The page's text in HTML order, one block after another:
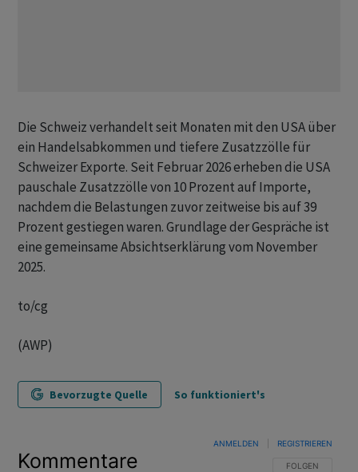
Die Schweiz verhandelt seit Monaten mit den USA über
ein Handelsabkommen und tiefere Zusatzzölle für
Schweizer Exporte. Seit Februar 2026 erheben die USA
pauschale Zusatzzölle von 10 Prozent auf Importe,
nachdem die Belastungen zuvor zeitweise bis auf 39
Prozent gestiegen waren. Grundlage der Gespräche ist
eine gemeinsame Absichtserklärung vom November
2025.
to/cg
(AWP)
Bevorzugte Quelle So funktioniert's
Kommentare FOLGE DIESER
FOLGEN
ANMELDEN REGISTRIEREN